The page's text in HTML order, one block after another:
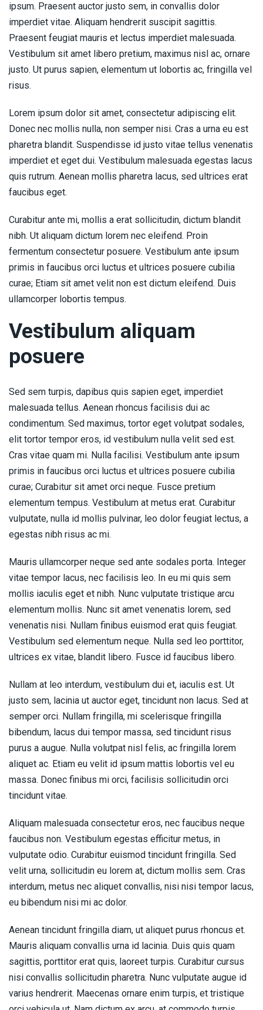
ipsum. Praesent auctor justo sem, in convallis dolor
imperdiet vitae. Aliquam hendrerit suscipit sagittis.
Praesent feugiat mauris et lectus imperdiet malesuada.
Vestibulum sit amet libero pretium, maximus nisl ac, ornare
justo. Ut purus sapien, elementum ut lobortis ac, fringilla vel
risus.
Lorem ipsum dolor sit amet, consectetur adipiscing elit.
Donec nec mollis nulla, non semper nisi. Cras a urna eu est
pharetra blandit. Suspendisse id justo vitae tellus venenatis
imperdiet et eget dui. Vestibulum malesuada egestas lacus
quis rutrum. Aenean mollis pharetra lacus, sed ultrices erat
faucibus eget.
Curabitur ante mi, mollis a erat sollicitudin, dictum blandit
nibh. Ut aliquam dictum lorem nec eleifend. Proin
fermentum consectetur posuere. Vestibulum ante ipsum
primis in faucibus orci luctus et ultrices posuere cubilia
curae; Etiam sit amet velit non est dictum eleifend. Duis
ullamcorper lobortis tempus.
Vestibulum aliquam
posuere
Sed sem turpis, dapibus quis sapien eget, imperdiet
malesuada tellus. Aenean rhoncus facilisis dui ac
condimentum. Sed maximus, tortor eget volutpat sodales,
elit tortor tempor eros, id vestibulum nulla velit sed est.
Cras vitae quam mi. Nulla facilisi. Vestibulum ante ipsum
primis in faucibus orci luctus et ultrices posuere cubilia
curae; Curabitur sit amet orci neque. Fusce pretium
elementum tempus. Vestibulum at metus erat. Curabitur
vulputate, nulla id mollis pulvinar, leo dolor feugiat lectus, a
egestas nibh risus ac mi.
Mauris ullamcorper neque sed ante sodales porta. Integer
vitae tempor lacus, nec facilisis leo. In eu mi quis sem
mollis iaculis eget et nibh. Nunc vulputate tristique arcu
elementum mollis. Nunc sit amet venenatis lorem, sed
venenatis nisi. Nullam finibus euismod erat quis feugiat.
Vestibulum sed elementum neque. Nulla sed leo porttitor,
ultrices ex vitae, blandit libero. Fusce id faucibus libero.
Nullam at leo interdum, vestibulum dui et, iaculis est. Ut
justo sem, lacinia ut auctor eget, tincidunt non lacus. Sed at
semper orci. Nullam fringilla, mi scelerisque fringilla
bibendum, lacus dui tempor massa, sed tincidunt risus
purus a augue. Nulla volutpat nisl felis, ac fringilla lorem
aliquet ac. Etiam eu velit id ipsum mattis lobortis vel eu
massa. Donec finibus mi orci, facilisis sollicitudin orci
tincidunt vitae.
Aliquam malesuada consectetur eros, nec faucibus neque
faucibus non. Vestibulum egestas efficitur metus, in
vulputate odio. Curabitur euismod tincidunt fringilla. Sed
velit urna, sollicitudin eu lorem at, dictum mollis sem. Cras
interdum, metus nec aliquet convallis, nisi nisi tempor lacus,
eu bibendum nisi mi ac dolor.
Aenean tincidunt fringilla diam, ut aliquet purus rhoncus et.
Mauris aliquam convallis urna id lacinia. Duis quis quam
sagittis, porttitor erat quis, laoreet turpis. Curabitur cursus
nisi convallis sollicitudin pharetra. Nunc vulputate augue id
varius hendrerit. Maecenas ornare enim turpis, et tristique